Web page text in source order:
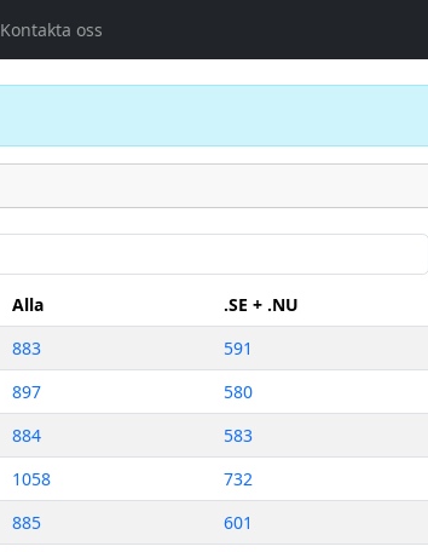
Kontakta oss
Alla .SE + .NU
883 591
897 580
884 583
1058 732
885 601